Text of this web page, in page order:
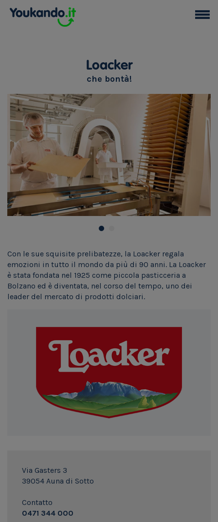
Loacker
che bontà!
Con le sue squisite prelibatezze, la Loacker regala
emozioni in tutto il mondo da più di 90 anni. La Loacker
è stata fondata nel 1925 come piccola pasticceria a
Bolzano ed è diventata, nel corso del tempo, uno dei
leader del mercato di prodotti dolciari.
Via Gasters 3
39054 Auna di Sotto
Contatto
0471 344 000